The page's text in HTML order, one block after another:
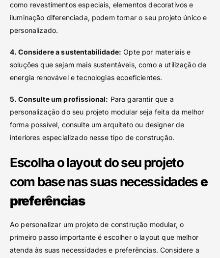
como revestimentos especiais, elementos decorativos e
iluminação diferenciada, podem tornar o seu projeto único e
personalizado.
4. Considere a sustentabilidade: Opte por materiais e
soluções que sejam mais sustentáveis, como a utilização de
energia renovável e tecnologias ecoeficientes.
5. Consulte um profissional: Para garantir que a
personalização do seu projeto modular seja feita da melhor
forma possível, consulte um arquiteto ou designer de
interiores especializado nesse tipo de construção.
Escolha o layout do seu projeto
com base nas suas necessidadese
preferências
Ao personalizar um projeto de construção modular, o
primeiro passo importante é escolher o layout que melhor
atenda às suas necessidades e preferências. Considere a